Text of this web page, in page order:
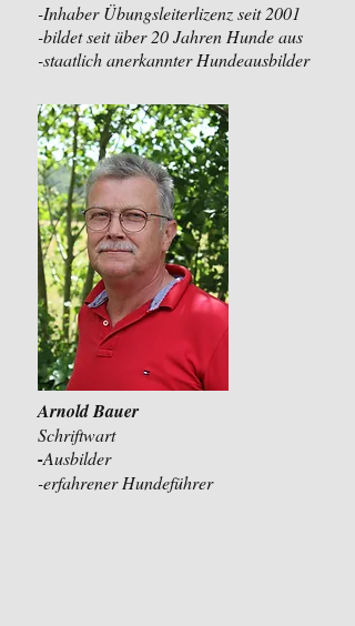
-Inhaber Übungsleiterlizenz seit 2001
-bildet seit über 20 Jahren Hunde aus
-staatlich anerkannter Hundeausbilder
Arnold Bauer
Schriftwart
​-Ausbilder
-erfahrener Hundeführer